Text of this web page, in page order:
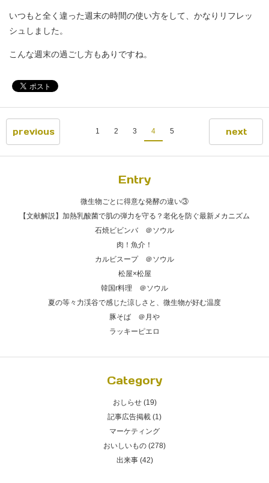
いつもと全く違った週末の時間の使い方をして、かなりリフレッ
シュしました。
こんな週末の過ごし方もありですね。
previous 1 2 3 4 5 next
Entry
微生物ごとに得意な発酵の違い③
【文献解説】加熱乳酸菌で肌の弾力を守る？老化を防ぐ最新メカニズム
石焼ビビンバ ＠ソウル
肉！魚介！
カルビスープ ＠ソウル
松屋×松屋
韓国r料理 ＠ソウル
夏の等々力渓谷で感じた涼しさと、微生物が好む温度
豚そば ＠月や
ラッキーピエロ
Category
おしらせ (19)
記事広告掲載 (1)
マーケティング
おいしいもの (278)
出来事 (42)